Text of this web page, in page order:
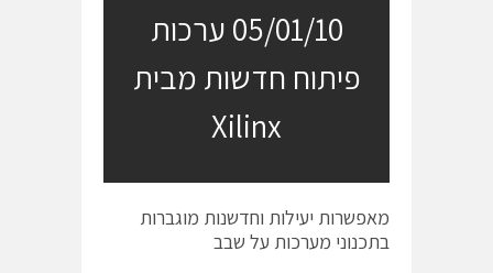
M
n
u
05/01/10 ערכות
פיתוח חדשות מבית
Xilinx
מאפשרות יעילות וחדשנות מוגברות
בתכנוני מערכות על שבב